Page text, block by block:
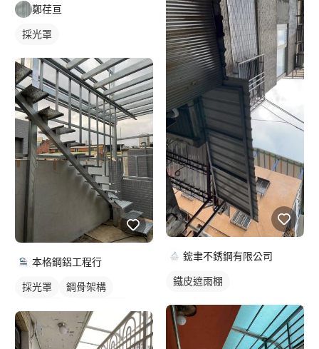
鄭荏亘
採光罩
本格鋼鋁工程行
採光罩
鋼骨架構
鋐聿不銹鋼有限公司
鐵皮遮雨棚